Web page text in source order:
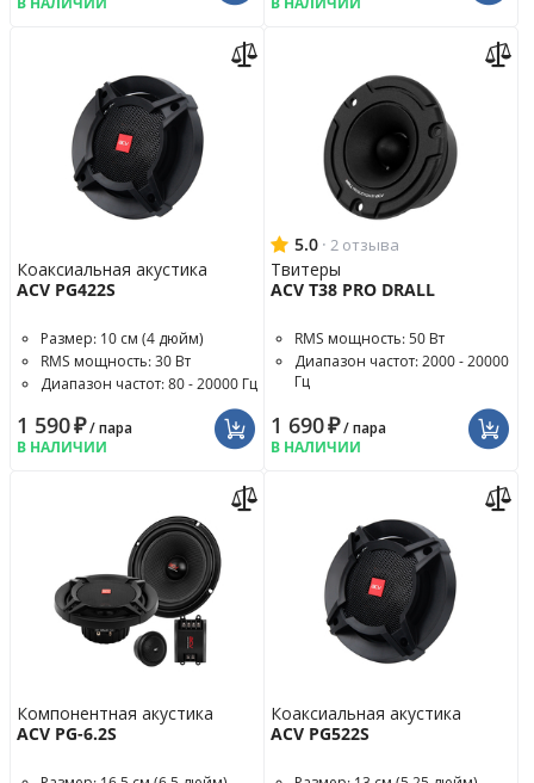
Коаксиальная акустика
ACV PG422S
Размер: 10 см (4 дюйм)
RMS мощность: 30 Вт
Диапазон частот: 80 - 20000 Гц
1 590₽/ пара
В НАЛИЧИИ
5.0 · 2 отзыва
Твитеры
ACV T38 PRO DRALL
RMS мощность: 50 Вт
Диапазон частот: 2000 - 20000
Гц
1 690₽/ пара
В НАЛИЧИИ
Компонентная акустика
ACV PG-6.2S
Коаксиальная акустика
ACV PG522S